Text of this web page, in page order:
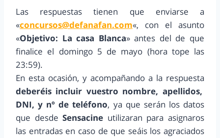
Las respuestas tienen que enviarse a
«concursos@defanafan.com«, con el asunto
«Objetivo: La casa Blanca» antes del de que
finalice el domingo 5 de mayo (hora tope las
23:59).
En esta ocasión, y acompañando a la respuesta
deberéis incluir vuestro nombre, apellidos,
DNI, y nº de teléfono, ya que serán los datos
que desde Sensacine utilizaran para asignaros
las entradas en caso de que seáis los agraciados